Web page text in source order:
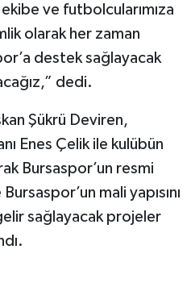
ve futbolcularımıza
olarak her zaman
destek sağlayacak
dedi.
Şükrü Deviren,
Enes Çelik ile kulübün
Bursaspor’un resmi
mali yapısını
sağlayacak projeler